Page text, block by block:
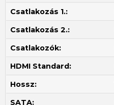
Csatlakozás 1.:
Csatlakozás 2.:
Csatlakozók:
HDMI Standard:
Hossz:
SATA: